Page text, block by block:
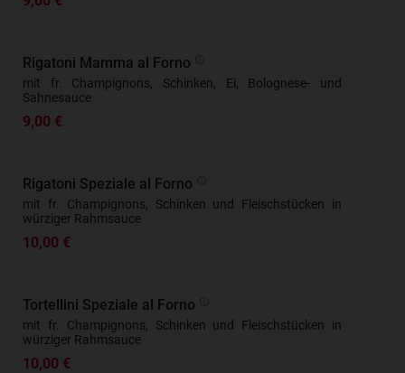
Rigatoni Mamma al Forno
mit fr. Champignons, Schinken, Ei, Bolognese- und
Sahnesauce
9,00 €
Rigatoni Speziale al Forno
mit fr. Champignons, Schinken und Fleischstücken in
würziger Rahmsauce
10,00 €
Tortellini Speziale al Forno
mit fr. Champignons, Schinken und Fleischstücken in
würziger Rahmsauce
10,00 €